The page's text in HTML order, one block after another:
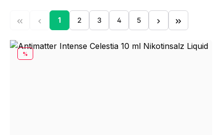
Seite
1
Seite
2
Seite
3
Seite
4
Seite
5
RABATT
%